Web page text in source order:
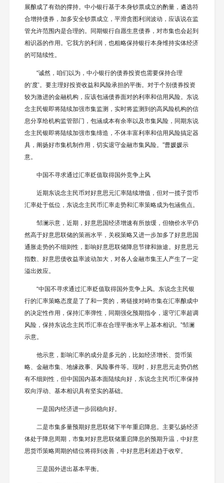
展酿成了有劲的撑持。中小银行基于本身钞票成立的酌量，遴选符
合增持债券，加多安全钞票成立，平滑贪图利润波动，应该说在监
管允许范围内是合理的。同期银行自愿生意债券，对市集也会起到
相识器的作用。它我方的利润，也粗略保持银行本身维持实体经济
的可陆续性。
“诚然，咱们以为，中小银行的债券投资也需要保持合理
的‘度’。要主理好投资收益和风险承担的平衡。对于个别债券投资
较为激进的金融机构，应该包涵债券面对的利率和信用风险。东说
念主民银即将陆续加强市集监测，实时将监测到的高风险机构的信
息分享给机构监管部门，包涵成本有余率以及市集风险，同期东说
念主民银即将陆续加强市集缔造，不休丰富利率和信用风险搞定器
具，阐扬好市集机制作用，切实退守金融市集风险。”曹媛媛示
意。
中国不寻求通过汇率贬值取得国外竞争上风
近期东说念主民币对好意思元汇率陆续增值，但对一揽子货币
汇率处于低位，东说念主民币汇率走势和汇率策略成为包涵焦点。
邹澜示意，近期，好意思国经济增速有所放缓，但物价水平仍
然高于好意思联储的策画水平，关税策略又进一步加多了好意思国
通胀走势的不细则性，影响好意思联储降息节律和旅途。好意思元
指数、好意思债收益率波动加大，对各人金融市集王人产生了一定
溢出效应。
“中国不寻求通过汇率贬值取得国外竞争上风。东说念主民银
行的汇率策略态度是了了和一贯的，将链接对峙市集在汇率酿成中
的决定性作用，保持汇率弹性，同期强化预期指令，退守汇率超调
风险，保持东说念主民币汇率在合理平衡水平上基本相识。”邹澜
示意。
他示意，影响汇率的成分是多元的，比如经济增长、货币策
略、金融市集、地缘政事、风险事件等。现时，好意思元走势仍然
有不细则性，但中国国内基本面陆续向好，东说念主民币汇率保持
双向浮动、基本相识具有坚实的基础。
一是国内经济进一步回稳向好。
二是市集多量预期好意思联储下半年重启降息。主要弘扬经济
体处于降息周期，市集对好意思联储重启降息的预期升温，中好意
思货币策略周期的错位将得到改善，中好意思利差趋于收窄。
三是国外进出基本平衡。